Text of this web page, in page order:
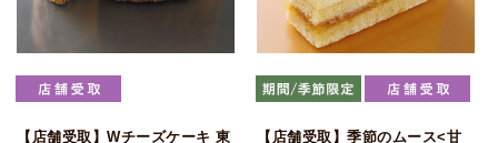
【店舗受取】Wチーズケーキ 東
【店舗受取】季節のムース<甘